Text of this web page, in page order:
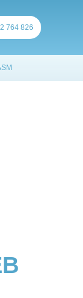
764 826